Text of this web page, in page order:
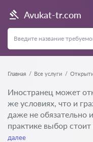
Avukat-tr.com
Главная Все услуги
Иностранец может
же условиях, что и
даже не обязательно
практике выбор
далее